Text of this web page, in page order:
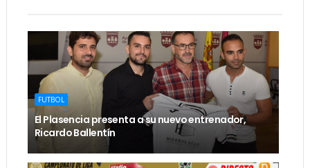
FUTBOL
El Plasencia presenta a su nuevo entrenador,
Ricardo Ballentín